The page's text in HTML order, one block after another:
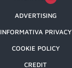
ADVERTISING
INFORMATIVA PRIVACY
COOKIE POLICY
CREDIT